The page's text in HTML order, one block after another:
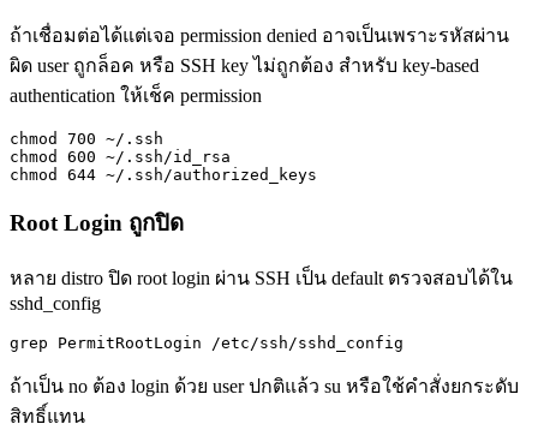
ถ้าเชื่อมต่อได้แต่เจอ permission denied อาจเป็นเพราะรหัสผ่าน
ผิด user ถูกล็อค หรือ SSH key ไม่ถูกต้อง สำหรับ key-based
authentication ให้เช็ค permission
chmod 700 ~/.ssh
chmod 600 ~/.ssh/id_rsa
chmod 644 ~/.ssh/authorized_keys
Root Login ถูกปิด
หลาย distro ปิด root login ผ่าน SSH เป็น default ตรวจสอบได้ใน
sshd_config
grep PermitRootLogin /etc/ssh/sshd_config
ถ้าเป็น no ต้อง login ด้วย user ปกติแล้ว su หรือใช้คำสั่งยกระดับ
สิทธิ์แทน